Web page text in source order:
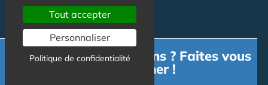
Newsletter
Reseaux Sociaux
Besoin d'informations ? Faites vous
accompagner !
Tout accepter
Personnaliser
Politique de confidentialité